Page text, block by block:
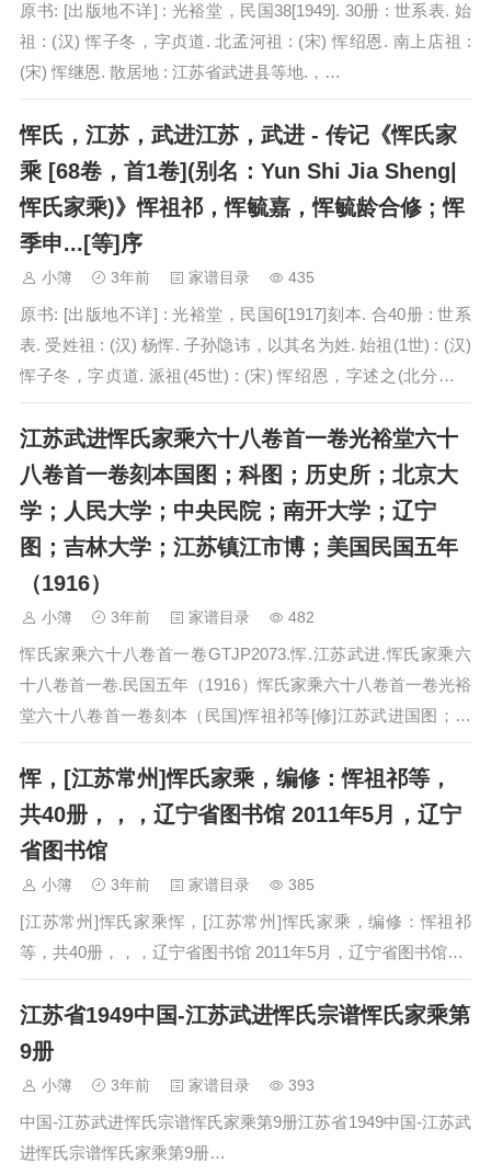
原书: [出版地不详] : 光裕堂，民国38[1949]. 30册 : 世系表. 始
祖 : (汉) 恽子冬，字贞道. 北孟河祖 : (宋) 恽绍恩. 南上店祖 :
(宋) 恽继恩. 散居地 : 江苏省武进县等地.，…
恽氏，江苏，武进江苏，武进 - 传记《恽氏家
乘 [68卷，首1卷](别名：Yun Shi Jia Sheng|
恽氏家乘)》恽祖祁，恽毓嘉，恽毓龄合修 ; 恽
季申...[等]序
小簿 3年前 家谱目录 435
原书: [出版地不详] : 光裕堂，民国6[1917]刻本. 合40册 : 世系
表. 受姓祖 : (汉) 杨恽. 子孙隐讳，以其名为姓. 始祖(1世) : (汉)
恽子冬，字贞道. 派祖(45世) : (宋) 恽绍恩，字述之(北分孟河
派)…
江苏武进恽氏家乘六十八卷首一卷光裕堂六十
八卷首一卷刻本国图；科图；历史所；北京大
学；人民大学；中央民院；南开大学；辽宁
图；吉林大学；江苏镇江市博；美国民国五年
（1916）
小簿 3年前 家谱目录 482
恽氏家乘六十八卷首一卷GTJP2073.恽.江苏武进.恽氏家乘六
十八卷首一卷.民国五年（1916）恽氏家乘六十八卷首一卷光裕
堂六十八卷首一卷刻本（民国)恽祖祁等[修]江苏武进国图；科
图；历史所；北京大学；人民大学；中央民院；南开大学；辽
宁图…
恽，[江苏常州]恽氏家乘，编修：恽祖祁等，
共40册，，，辽宁省图书馆 2011年5月，辽宁
省图书馆
小簿 3年前 家谱目录 385
[江苏常州]恽氏家乘恽，[江苏常州]恽氏家乘，编修：恽祖祁
等，共40册，，，辽宁省图书馆 2011年5月，辽宁省图书馆…
江苏省1949中国-江苏武进恽氏宗谱恽氏家乘第
9册
小簿 3年前 家谱目录 393
中国-江苏武进恽氏宗谱恽氏家乘第9册江苏省1949中国-江苏武
进恽氏宗谱恽氏家乘第9册…